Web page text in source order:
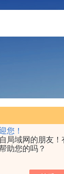
您！
局域网的朋友！
助您的吗？
/